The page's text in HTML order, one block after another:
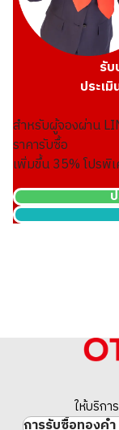
รั
ประเ
สำหรับผู้จองผ่าน
ราคารับซื้อ
เพิ่มขึ้น35% โปรพิ
ให้บริกา
การรับซื้อทองคำ